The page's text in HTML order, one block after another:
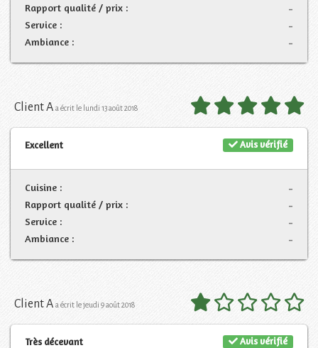
-
Rapport qualité / prix :
-
Service :
-
Ambiance :
Client A a écrit le lundi 13 août 2018
Avis vérifié
Excellent
-
Cuisine :
-
Rapport qualité / prix :
-
Service :
-
Ambiance :
Client A a écrit le jeudi 9 août 2018
Avis vérifié
Très décevant